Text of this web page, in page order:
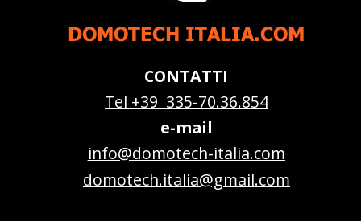
CONTATTI
Tel +39  335-70.36.854
e-mail
info@domotech-italia.com
domotech.italia@gmail.com
DOMOTECH ITALIA.COM